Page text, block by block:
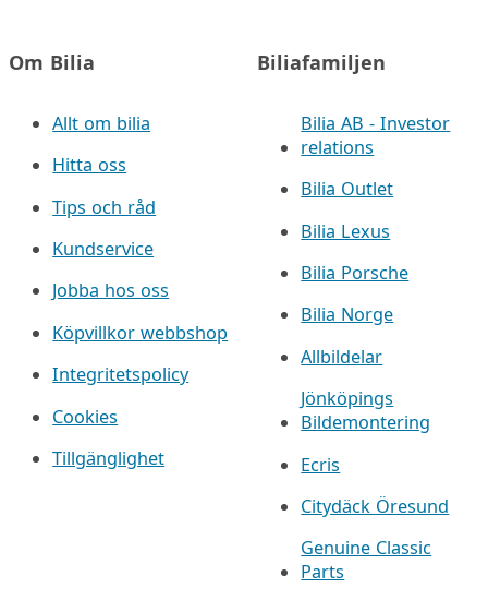
Om Bilia
Allt om bilia
Hitta oss
Tips och råd
Kundservice
Jobba hos oss
Köpvillkor webbshop
Integritetspolicy
Cookies
Tillgänglighet
Biliafamiljen
Bilia AB - Investor
relations
Bilia Outlet
Bilia Lexus
Bilia Porsche
Bilia Norge
Allbildelar
Jönköpings
Bildemontering
Ecris
Citydäck Öresund
Genuine Classic
Parts